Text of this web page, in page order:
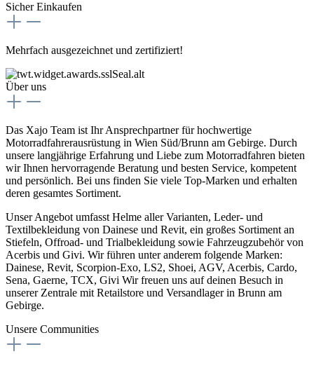
Sicher Einkaufen
Mehrfach ausgezeichnet und zertifiziert!
Über uns
Das Xajo Team ist Ihr Ansprechpartner für hochwertige
Motorradfahrerausrüstung in Wien Süd/Brunn am Gebirge. Durch
unsere langjährige Erfahrung und Liebe zum Motorradfahren bieten
wir Ihnen hervorragende Beratung und besten Service, kompetent
und persönlich. Bei uns finden Sie viele Top-Marken und erhalten
deren gesamtes Sortiment.
Unser Angebot umfasst Helme aller Varianten, Leder- und
Textilbekleidung von Dainese und Revit, ein großes Sortiment an
Stiefeln, Offroad- und Trialbekleidung sowie Fahrzeugzubehör von
Acerbis und Givi. Wir führen unter anderem folgende Marken:
Dainese, Revit, Scorpion-Exo, LS2, Shoei, AGV, Acerbis, Cardo,
Sena, Gaerne, TCX, Givi Wir freuen uns auf deinen Besuch in
unserer Zentrale mit Retailstore und Versandlager in Brunn am
Gebirge.
Unsere Communities